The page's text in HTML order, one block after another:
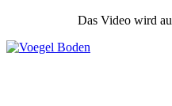
Das Video wird